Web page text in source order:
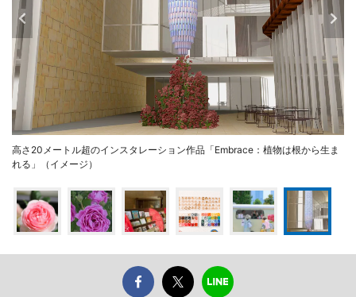
高さ20メートル超のインスタレーション作品「Embrace：植物は根から生ま
れる」（イメージ）